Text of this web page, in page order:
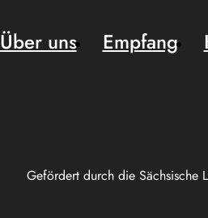
Gefördert durch die Sächsische
Über uns Empfang